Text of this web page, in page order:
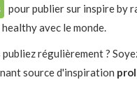
pour publier sur inspire by
avec le monde.
publiez régulièrement ?
source d'inspiration